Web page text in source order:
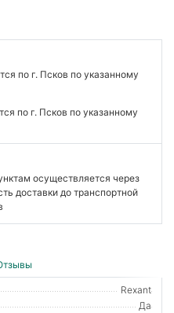
по г. Псков по указанному
по г. Псков по указанному
осуществляется через
доставки до транспортной
Rexant
Да